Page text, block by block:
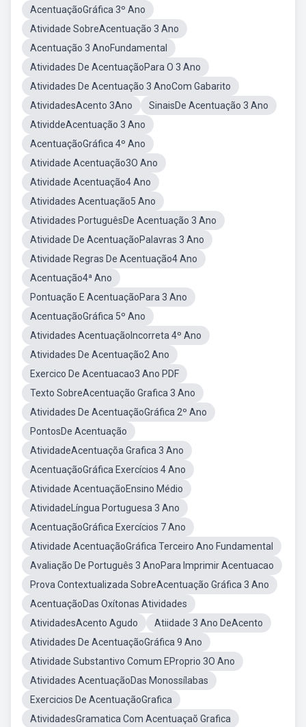
AcentuaçãoGráfica 3º Ano
Atividade SobreAcentuação 3 Ano
Acentuação 3 AnoFundamental
Atividades De AcentuaçãoPara O 3 Ano
Atividades De Acentuação 3 AnoCom Gabarito
AtividadesAcento 3Ano
SinaisDe Acentuação 3 Ano
AtividdeAcentuação 3 Ano
AcentuaçãoGráfica 4º Ano
Atividade Acentuação3O Ano
Atividade Acentuação4 Ano
Atividades Acentuação5 Ano
Atividades PortuguêsDe Acentuação 3 Ano
Atividade De AcentuaçãoPalavras 3 Ano
Atividade Regras De Acentuação4 Ano
Acentuação4ª Ano
Pontuação E AcentuaçãoPara 3 Ano
AcentuaçãoGráfica 5º Ano
Atividades AcentuaçãoIncorreta 4º Ano
Atividades De Acentuação2 Ano
Exercico De Acentuacao3 Ano PDF
Texto SobreAcentuação Grafica 3 Ano
Atividades De AcentuaçãoGráfica 2º Ano
PontosDe Acentuação
AtividadeAcentuaçõa Grafica 3 Ano
AcentuaçãoGráfica Exercícios 4 Ano
Atividade AcentuaçãoEnsino Médio
AtividadeLíngua Portuguesa 3 Ano
AcentuaçãoGráfica Exercícios 7 Ano
Atividade AcentuaçãoGráfica Terceiro Ano Fundamental
Avaliação De Português 3 AnoPara Imprimir Acentuacao
Prova Contextualizada SobreAcentuação Gráfica 3 Ano
AcentuaçãoDas Oxítonas Atividades
AtividadesAcento Agudo
Atiidade 3 Ano DeAcento
Atividades De AcentuaçãoGráfica 9 Ano
Atividade Substantivo Comum EProprio 3O Ano
Atividades AcentuaçãoDas Monossílabas
Exercicios De AcentuaçãoGrafica
AtividadesGramatica Com Acentuaçaõ Grafica